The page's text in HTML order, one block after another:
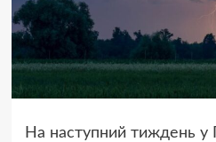
На наступний тиждень у